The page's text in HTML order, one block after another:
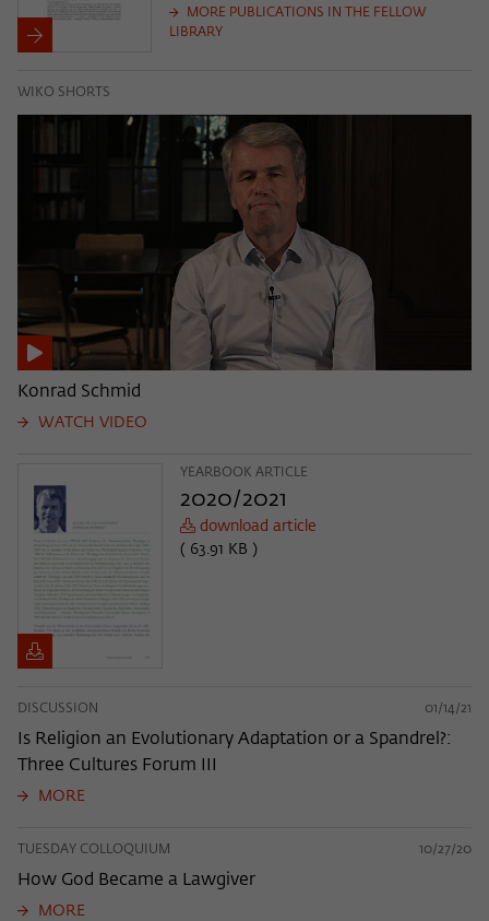
MORE PUBLICATIONS IN THE FELLOW
LIBRARY
WIKO SHORTS
Konrad Schmid
WATCH VIDEO
YEARBOOK ARTICLE
2020/2021
download article
( 63.91 KB )
DISCUSSION 01/14/21
Is Religion an Evolutionary Adaptation or a Spandrel?:
Three Cultures Forum III
MORE
TUESDAY COLLOQUIUM 10/27/20
How God Became a Lawgiver
MORE